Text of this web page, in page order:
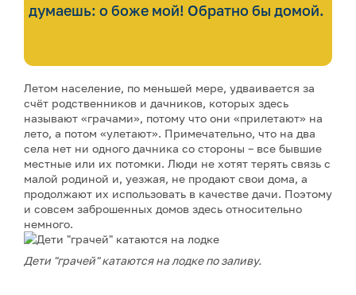
думаешь: о боже мой! Обратно бы домой.
Летом население, по меньшей мере, удваивается за
счёт родственников и дачников, которых здесь
называют «грачами», потому что они «прилетают» на
лето, а потом «улетают». Примечательно, что на два
села нет ни одного дачника со стороны – все бывшие
местные или их потомки. Люди не хотят терять связь с
малой родиной и, уезжая, не продают свои дома, а
продолжают их использовать в качестве дачи. Поэтому
и совсем заброшенных домов здесь относительно
немного.
Дети "грачей" катаются на лодке по заливу.